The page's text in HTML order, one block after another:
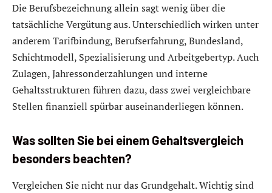
Die Berufsbezeichnung allein sagt wenig über die
tatsächliche Vergütung aus. Unterschiedlich wirken unter
anderem Tarifbindung, Berufserfahrung, Bundesland,
Schichtmodell, Spezialisierung und Arbeitgebertyp. Auch
Zulagen, Jahressonderzahlungen und interne
Gehaltsstrukturen führen dazu, dass zwei vergleichbare
Stellen finanziell spürbar auseinanderliegen können.
Was sollten Sie bei einem Gehaltsvergleich
besonders beachten?
Vergleichen Sie nicht nur das Grundgehalt. Wichtig sind